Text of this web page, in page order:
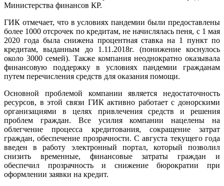
Министерства финансов КР.
ГИК отмечает, что в условиях пандемии были предоставлены
более 1000 отсрочек по кредитам, не начислялась пеня, с 1 мая
2020 года была снижена процентная ставка на 1 пункт по
кредитам, выданным до 1.11.2018г. (понижение коснулось
около 3000 семей). Также компания неоднократно оказывала
финансовую поддержку в условиях пандемии гражданам
путем перечисления средств для оказания помощи.
Основной проблемой компании является недостаточность
ресурсов, в этой связи ГИК активно работает с донорскими
организациями в целях привлечения средств и решения
проблем граждан. Все усилия компании нацелены на
облегчение процесса кредитования, сокращение затрат
граждан, обеспечение прозрачности. С августа текущего года
введен в работу электронный портал, который позволил
снизить временные, финансовые затраты граждан и
обеспечил прозрачность и снижение бюрократии при
оформлении заявки на кредит.